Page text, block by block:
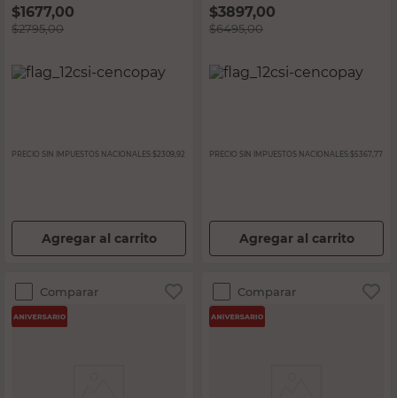
$1677,00
$2795,00
PRECIO SIN IMPUESTOS NACIONALES: $2309,92
Agregar al carrito
$3897,00
$6495,00
PRECIO SIN IMPUESTOS NACIONALES: $5367,77
Agregar al carrito
Comparar Comparar